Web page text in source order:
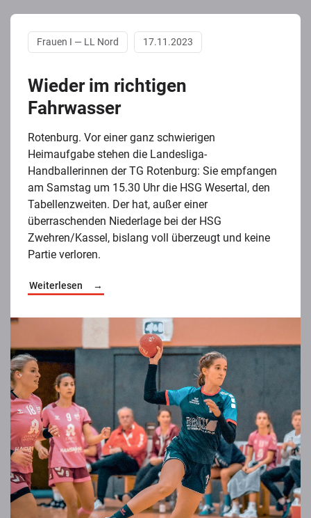
Wieder im richtigen
Fahrwasser
Frauen I — LL Nord 17.11.2023
Rotenburg. Vor einer ganz schwierigen
Heimaufgabe stehen die Landesliga-
Handballerinnen der TG Rotenburg: Sie empfangen
am Samstag um 15.30 Uhr die HSG Wesertal, den
Tabellenzweiten. Der hat, außer einer
überraschenden Niederlage bei der HSG
Zwehren/Kassel, bislang voll überzeugt und keine
Partie verloren.
Weiterlesen